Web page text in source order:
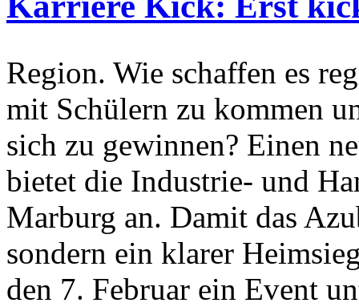
Region. Wie schaffen es
mit Schülern zu kommen
sich zu gewinnen? Einen
bietet die Industrie- und
Marburg an. Damit das
sondern ein klarer
den 7. Februar ein Event